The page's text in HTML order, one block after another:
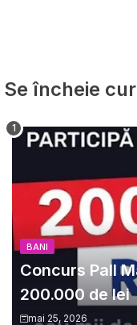
Se încheie
BANI
Concurs Pall
200.000 de lei
mai 25, 2026